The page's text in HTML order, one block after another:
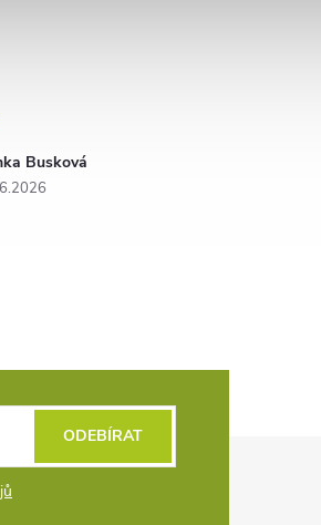
Busková
ODEBÍRAT